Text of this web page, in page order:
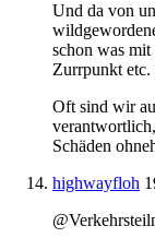
Und da von
schon was
Zurrpunkt etc.
Oft sind wir
Schäden
highwayfloh